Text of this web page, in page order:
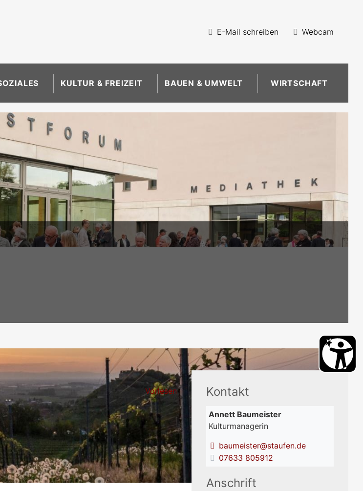
E-Mail schreiben Webcam
KULTUR & FREIZEIT BAUEN & UMWELT WIRTSCHAFT
Vorlesen Kontakt
Annett Baumeister
Kulturmanagerin
baumeister@staufen.de
07633 805912
Anschrift